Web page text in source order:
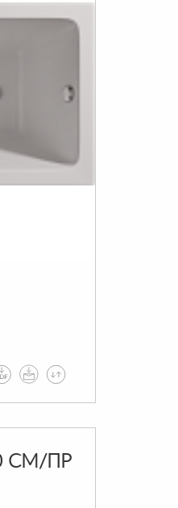
СМ/ПР